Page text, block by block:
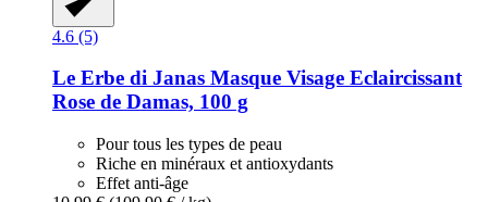
4.6 (5)
Le Erbe di Janas Masque Visage Eclaircissant
Rose de Damas, 100 g
Pour tous les types de peau
Riche en minéraux et antioxydants
Effet anti-âge